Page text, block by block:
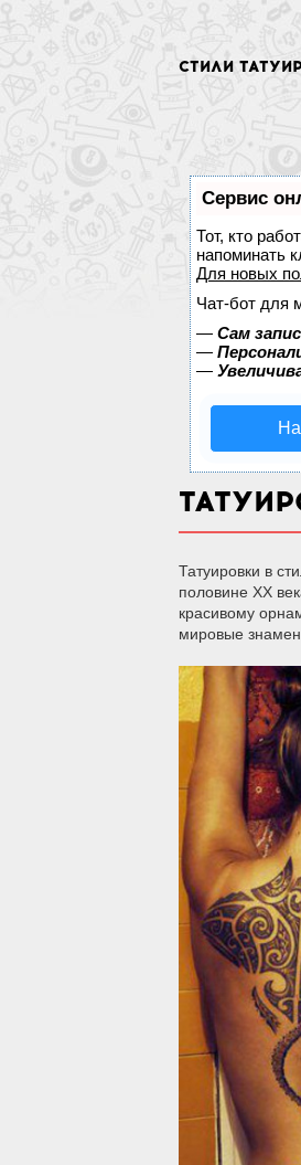
СТИЛИ
Сервис
Тот, кто
напоминать
Для новых
Чат-бот для
— Сам
—
—
Татуировки в
половине ХХ
красивому
мировые